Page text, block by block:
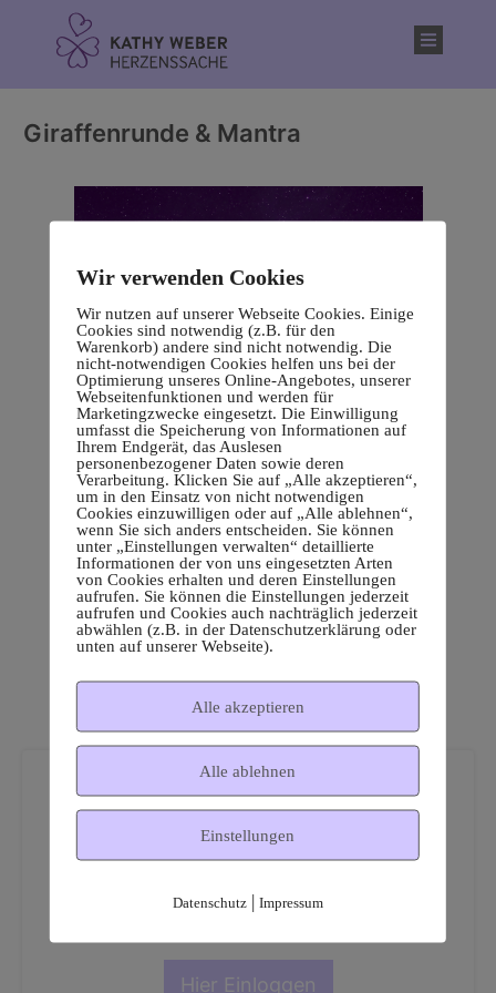
Giraffenrunde & Mantra
Dies ist ein geschützter
Mitgliederbereich!
Hier Einloggen
Wir verwenden Cookies
Wir nutzen auf unserer Webseite Cookies. Einige
Cookies sind notwendig (z.B. für den
Warenkorb) andere sind nicht notwendig. Die
nicht-notwendigen Cookies helfen uns bei der
Optimierung unseres Online-Angebotes, unserer
Webseitenfunktionen und werden für
Marketingzwecke eingesetzt. Die Einwilligung
umfasst die Speicherung von Informationen auf
Ihrem Endgerät, das Auslesen
personenbezogener Daten sowie deren
Verarbeitung. Klicken Sie auf „Alle akzeptieren“,
um in den Einsatz von nicht notwendigen
Cookies einzuwilligen oder auf „Alle ablehnen“,
wenn Sie sich anders entscheiden. Sie können
unter „Einstellungen verwalten“ detaillierte
Informationen der von uns eingesetzten Arten
von Cookies erhalten und deren Einstellungen
aufrufen. Sie können die Einstellungen jederzeit
aufrufen und Cookies auch nachträglich jederzeit
abwählen (z.B. in der Datenschutzerklärung oder
unten auf unserer Webseite).
Alle akzeptieren
Alle ablehnen
Einstellungen
Datenschutz| Impressum